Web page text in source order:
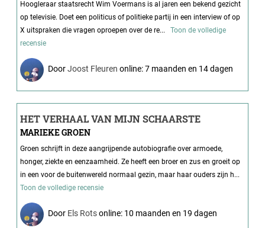
Hoogleraar staatsrecht Wim Voermans is al jaren een bekend gezicht
op televisie. Doet een politicus of politieke partij in een interview of op
X uitspraken die vragen oproepen over de re...
Toon de volledige
recensie
DoorJoost Fleurenonline: 7 maanden en 14 dagen
HET VERHAAL VAN MIJN SCHAARSTE
MARIEKE GROEN
Groen schrijft in deze aangrijpende autobiografie over armoede,
honger, ziekte en eenzaamheid. Ze heeft een broer en zus en groeit op
in een voor de buitenwereld normaal gezin, maar haar ouders zijn h...
Toon de volledige recensie
Door Els Rotsonline: 10 maanden en 19 dagen